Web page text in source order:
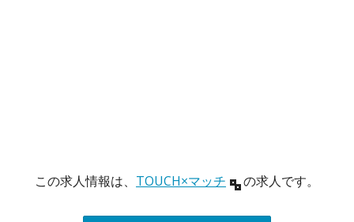
この求人情報は、 TOUCH×マッチ の求人です。